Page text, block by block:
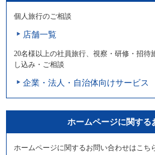
個人旅行のご相談
店舗一覧
20名様以上の社員旅行、視察・研修・招待
し込み・ご相談
企業・法人・自治体向けサービス
ホームページに関する
ホームページに関するお問い合わせはこち